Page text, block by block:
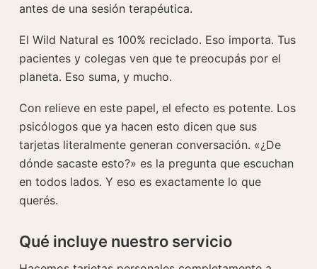
antes de una sesión terapéutica.
El Wild Natural es 100% reciclado. Eso importa. Tus
pacientes y colegas ven que te preocupás por el
planeta. Eso suma, y mucho.
Con relieve en este papel, el efecto es potente. Los
psicólogos que ya hacen esto dicen que sus
tarjetas literalmente generan conversación. «¿De
dónde sacaste esto?» es la pregunta que escuchan
en todos lados. Y eso es exactamente lo que
querés.
Qué incluye nuestro servicio